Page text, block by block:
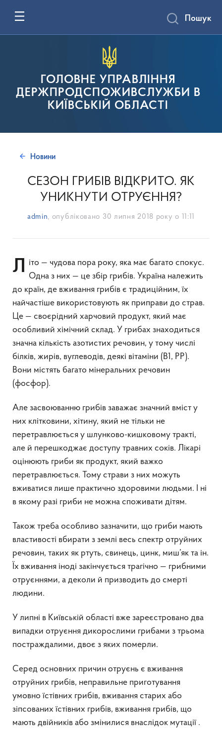
ГОЛОВНЕ УПРАВЛІННЯ
ДЕРЖПРОДСПОЖИВСЛУЖБИ В
КИЇВСЬКІЙ ОБЛАСТІ
Пошук
Новини
СЕЗОН ГРИБІВ ВІДКРИТО. ЯК
УНИКНУТИ ОТРУЄННЯ?
admin, опубліковано 30 липня 2018 року о 11:11
Літо — чудова пора року, яка має багато спокус. Одна з них — це збір грибів. Україна належить
до країн, де вживання грибів є традиційним, їх
найчастіше використовують як приправи до страв.
Це — своєрідний харчовий продукт, який має
особливий хімічний склад. У грибах знаходиться
значна кількість азотистих речовин, у тому числі
білків, жирів, вуглеводів, деякі вітаміни (В1, РР).
Вони містять багато мінеральних речовин
(фосфор).
Але засвоюванню грибів заважає значний вміст у
них клітковини, хітину, який не тільки не
перетравлюється у шлунково-кишковому тракті,
але й перешкоджає доступу травних соків. Лікарі
оцінюють гриби як продукт, який важко
перетравлюється. Тому страви з них можуть
вживатися лише практично здоровими людьми. І ні
в якому разі гриби не можна споживати дітям.
Також треба особливо зазначити, що гриби мають
властивості вбирати з землі весь спектр отруйних
речовин, таких як ртуть, свинець, цинк, миш’як та ін.
Їх вживання іноді закінчується трагічно — грибними
отруєннями, а деколи й призводить до смерті
людини.
У липні в Київській області вже зареєстровано два
випадки отруєння дикорослими грибами з трьома
постраждалими, двоє з яких померли.
Серед основних причин отруєнь є вживання
отруйних грибів, неправильне приготування
умовно їстівних грибів, вживання старих або
зіпсованих їстівних грибів, вживання грибів, що
мають двійників або змінилися внаслідок мутації .